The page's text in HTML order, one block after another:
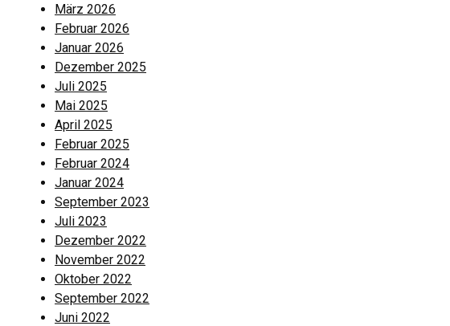
März 2026
Februar 2026
Januar 2026
Dezember 2025
Juli 2025
Mai 2025
April 2025
Februar 2025
Februar 2024
Januar 2024
September 2023
Juli 2023
Dezember 2022
November 2022
Oktober 2022
September 2022
Juni 2022